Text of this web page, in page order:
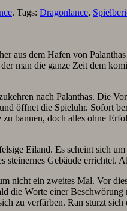
. Tags: Dragonlance,
aus dem Hafen von
man die ganze Zeit dem
nach Palanthas. Die
öffnet die Spieluhr. Sofort
bannen, doch alles ohne
Eiland. Es scheint sich
Gebäude errichtet.
nicht ein zweites Mal. Vor
die Worte einer
zu verfärben. Ran stürzt